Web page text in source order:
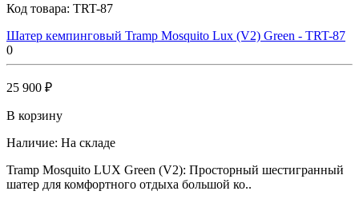
Код товара: TRT-87
Шатер кемпинговый Tramp Mosquito Lux (V2) Green - TRT-87
0
25 900 ₽
В корзину
Наличие: На складе
Tramp Mosquito LUX Green (V2): Просторный шестигранный
шатер для комфортного отдыха большой ко..